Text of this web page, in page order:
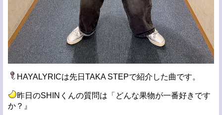
HAYALYRICは先日TAKA STEPで紹介した曲です。
昨日のSHINくんの質問は「どんな果物が一番好きです
か？』